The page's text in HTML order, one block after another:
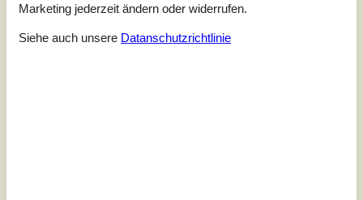
Ab EUR 705,-
Inkl. Endreinigung und Versicherung
Marketing jederzeit ändern oder widerrufen.
Siehe auch unsere Datanschutzrichtlinie